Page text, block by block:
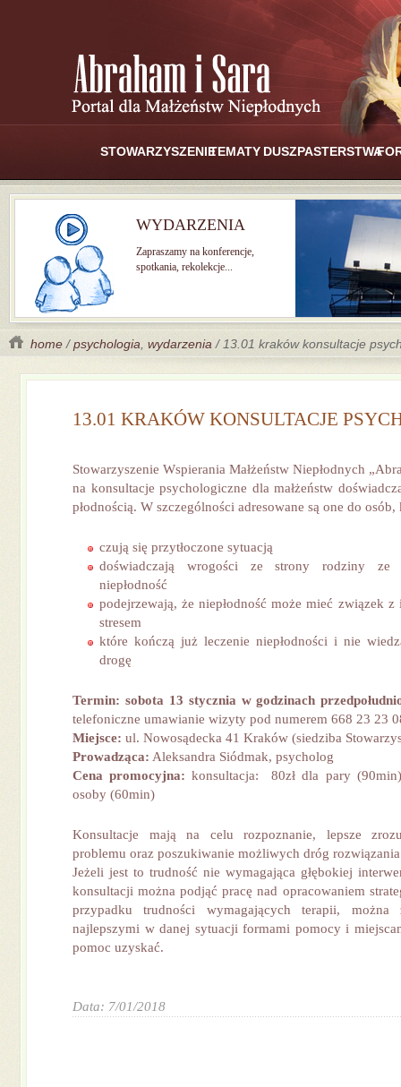
STOWARZYSZENIETEMATY DUSZPASTERSTWA
WYDARZENIA
Zapraszamy na konferencje,
spotkania, rekolekcje...
home /psychologia wydarzenia / 13.01 kraków konsultacje
13.01 KRAKÓW KONSULTACJE
Stowarzyszenie Wspierania Małżeństw Niepłodnych
na konsultacje psychologiczne dla małżeństw
płodnością. W szczególności adresowane są one do osób,
czują się przytłoczone sytuacją
doświadczają wrogości ze strony rodziny ze
niepłodność
podejrzewają, że niepłodność może mieć związek
stresem
które kończą już leczenie niepłodności i nie
drogę
Termin: sobota 13 stycznia w godzinach
telefoniczne umawianie wizyty pod numerem 668 23 23
Miejsce: ul. Nowosądecka 41 Kraków (siedziba
Prowadząca: Aleksandra Siódmak, psycholog
Cena promocyjna: konsultacja: 80zł dla pary
osoby (60min)
Konsultacje mają na celu rozpoznanie, lepsze
problemu oraz poszukiwanie możliwych dróg
Jeżeli jest to trudność nie wymagająca głębokiej
konsultacji można podjąć pracę nad opracowaniem
przypadku trudności wymagających terapii, można
najlepszymi w danej sytuacji formami pomocy i
pomoc uzyskać.
Data: 7/01/2018